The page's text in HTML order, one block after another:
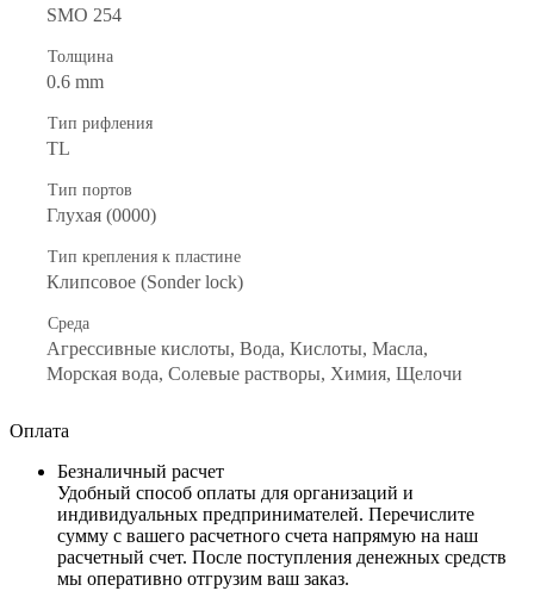
SMO 254
Толщина
0.6 mm
Тип рифления
TL
Тип портов
Глухая (0000)
Тип крепления к пластине
Клипсовое (Sonder lock)
Среда
Агрессивные кислоты, Вода, Кислоты, Масла,
Морская вода, Солевые растворы, Химия, Щелочи
Оплата
Безналичный расчет
Удобный способ оплаты для организаций и
индивидуальных предпринимателей. Перечислите
сумму с вашего расчетного счета напрямую на наш
расчетный счет. После поступления денежных средств
мы оперативно отгрузим ваш заказ.